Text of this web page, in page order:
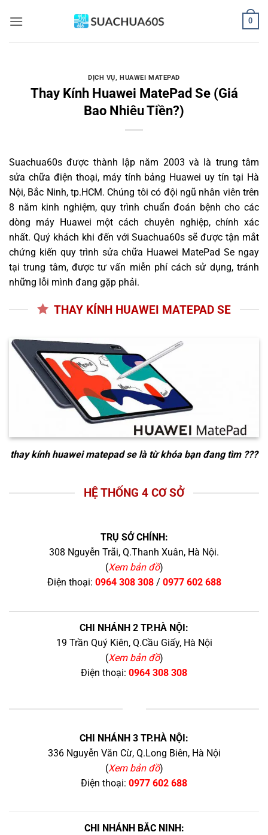
qua
0
DỊCH VỤ,HUAWEI MATEPAD
Thay Kính Huawei MatePad Se (Giá
Bao Nhiêu Tiền?)
Suachua60s được thành lập năm 2003 và là trung tâm
sửa chữa điện thoại, máy tính bảng Huawei uy tín tại Hà
Nội, Bắc Ninh, tp.HCM. Chúng tôi có đội ngũ nhân viên trên
8 năm kinh nghiệm, quy trình chuẩn đoán bệnh cho các
dòng máy Huawei một cách chuyên nghiệp, chính xác
nhất. Quý khách khi đến với Suachua60s sẽ được tận mắt
chứng kiến quy trình sửa chữa Huawei MatePad Se ngay
tại trung tâm, được tư vấn miễn phí cách sử dụng, tránh
những lỗi mình đang gặp phải.
THAY KÍNH HUAWEI MATEPAD SE
thay kính huawei matepad selà từ khóa bạn đang tìm ???
HỆ THỐNG 4 CƠ SỞ
TRỤ SỞ CHÍNH:
308 Nguyễn Trãi, Q.Thanh Xuân, Hà Nội.
(Xem bản đồ)
Điện thoại: 0964 308 308/ 0977 602 688
CHI NHÁNH 2 TP.HÀ NỘI:
19 Trần Quý Kiên, Q.Cầu Giấy, Hà Nội
(Xem bản đồ)
Điện thoại: 0964 308 308
CHI NHÁNH 3 TP.HÀ NỘI:
336 Nguyễn Văn Cừ, Q.Long Biên, Hà Nội
(Xem bản đồ)
Điện thoại: 0977 602 688
CHI NHÁNH BẮC NINH: